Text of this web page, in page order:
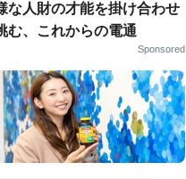
な人財の才能を掛け合わせ
む、これからの電通
Sponsored